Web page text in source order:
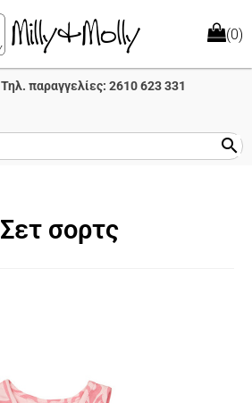
(0)
Τηλ. παραγγελίες: 2610 623 331
search
Σετ σορτς